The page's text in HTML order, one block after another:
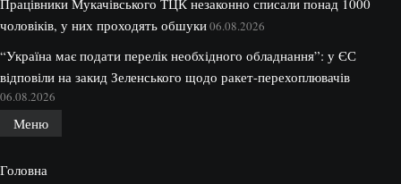
чоловіків, у них проходять обшуки06.08.2026
“Україна має подати перелік необхідного обладнання”: у ЄС
відповіли на закид Зеленського щодо ракет-перехоплювачів
06.08.2026
Меню
Головна